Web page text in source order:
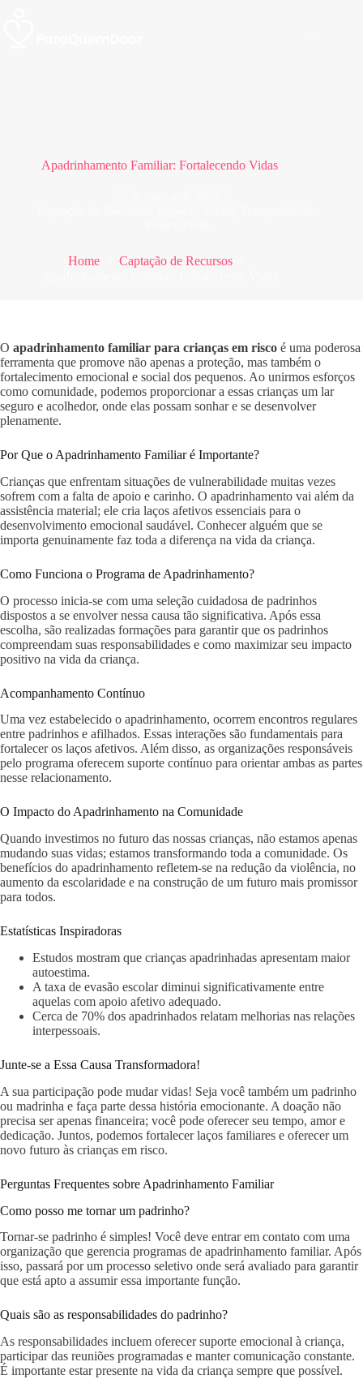
Apadrinhamento Familiar: Fortalecendo Vidas
Home
Captação de Recursos
O apadrinhamento familiar para crianças em risco é uma poderosa
ferramenta que promove não apenas a proteção, mas também o
fortalecimento emocional e social dos pequenos. Ao unirmos esforços
como comunidade, podemos proporcionar a essas crianças um lar
seguro e acolhedor, onde elas possam sonhar e se desenvolver
plenamente.
Por Que o Apadrinhamento Familiar é Importante?
Crianças que enfrentam situações de vulnerabilidade muitas vezes
sofrem com a falta de apoio e carinho. O apadrinhamento vai além da
assistência material; ele cria laços afetivos essenciais para o
desenvolvimento emocional saudável. Conhecer alguém que se
importa genuinamente faz toda a diferença na vida da criança.
Como Funciona o Programa de Apadrinhamento?
O processo inicia-se com uma seleção cuidadosa de padrinhos
dispostos a se envolver nessa causa tão significativa. Após essa
escolha, são realizadas formações para garantir que os padrinhos
compreendam suas responsabilidades e como maximizar seu impacto
positivo na vida da criança.
Acompanhamento Contínuo
Uma vez estabelecido o apadrinhamento, ocorrem encontros regulares
entre padrinhos e afilhados. Essas interações são fundamentais para
fortalecer os laços afetivos. Além disso, as organizações responsáveis
pelo programa oferecem suporte contínuo para orientar ambas as partes
nesse relacionamento.
O Impacto do Apadrinhamento na Comunidade
Quando investimos no futuro das nossas crianças, não estamos apenas
mudando suas vidas; estamos transformando toda a comunidade. Os
benefícios do apadrinhamento refletem-se na redução da violência, no
aumento da escolaridade e na construção de um futuro mais promissor
para todos.
Estatísticas Inspiradoras
Estudos mostram que crianças apadrinhadas apresentam maior
autoestima.
A taxa de evasão escolar diminui significativamente entre
aquelas com apoio afetivo adequado.
Cerca de 70% dos apadrinhados relatam melhorias nas relações
interpessoais.
Junte-se a Essa Causa Transformadora!
A sua participação pode mudar vidas! Seja você também um padrinho
ou madrinha e faça parte dessa história emocionante. A doação não
precisa ser apenas financeira; você pode oferecer seu tempo, amor e
dedicação. Juntos, podemos fortalecer laços familiares e oferecer um
novo futuro às crianças em risco.
Perguntas Frequentes sobre Apadrinhamento Familiar
Como posso me tornar um padrinho?
Tornar-se padrinho é simples! Você deve entrar em contato com uma
organização que gerencia programas de apadrinhamento familiar. Após
isso, passará por um processo seletivo onde será avaliado para garantir
que está apto a assumir essa importante função.
Quais são as responsabilidades do padrinho?
As responsabilidades incluem oferecer suporte emocional à criança,
participar das reuniões programadas e manter comunicação constante.
É importante estar presente na vida da criança sempre que possível.